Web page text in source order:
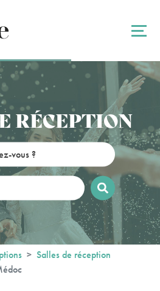
RÉCEPTION
Salles de réception